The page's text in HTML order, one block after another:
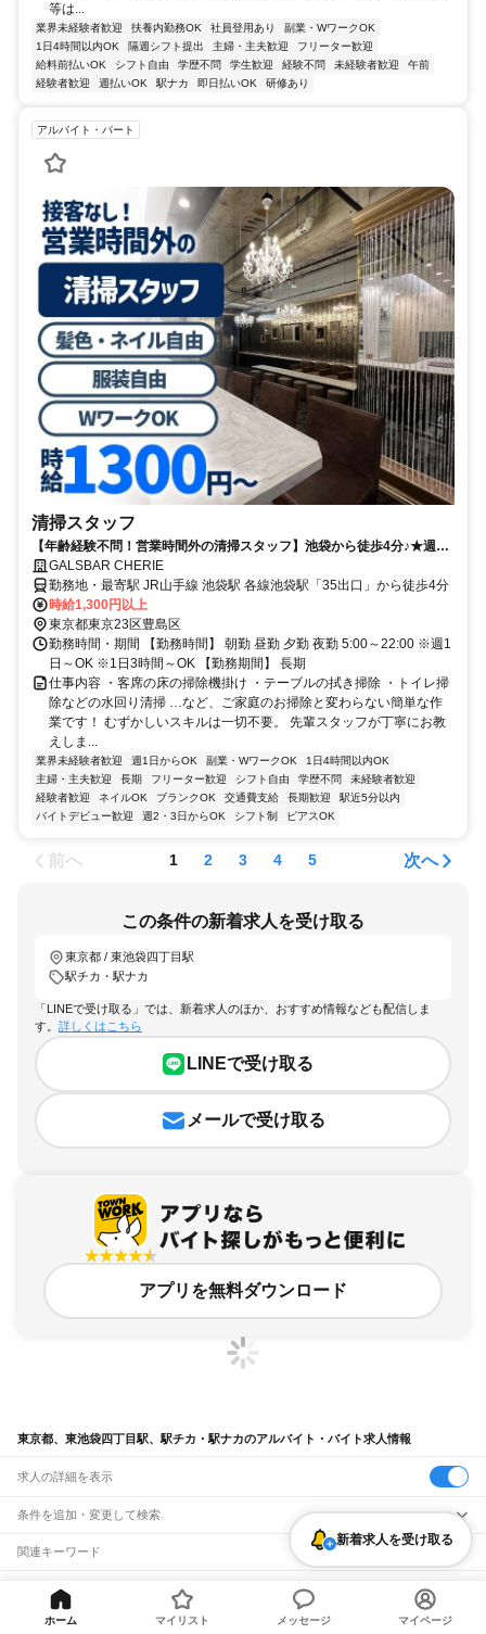
等は...
業界未経験者歓迎 扶養内勤務OK 社員登用あり
副業・WワークOK
1日4時間以内OK
隔週シフト提出 主婦・主夫歓迎
フリーター歓迎
給料前払いOK
シフト自由 学歴不問 学生歓迎 経験不問 未経験者歓迎
午前
経験者歓迎
週払いOK 駅ナカ 即日払いOK 研修あり
アルバイト・パート
清掃スタッフ
【年齢経験不問！営業時間外の清掃スタッフ】池袋から徒歩4分♪★週1
～、1日3時間～OK★WワークOK★
GALSBAR CHERIE
勤務地・最寄駅 JR山手線 池袋駅 各線池袋駅「35出口」から徒歩4分
時給1,300円以上
東京都東京23区豊島区
勤務時間・期間 【勤務時間】 朝勤 昼勤 夕勤 夜勤 5:00～22:00 ※週1
日～OK ※1日3時間～OK 【勤務期間】 長期
仕事内容 ・客席の床の掃除機掛け ・テーブルの拭き掃除 ・トイレ掃
除などの水回り清掃 …など、ご家庭のお掃除と変わらない簡単な作
業です！ むずかしいスキルは一切不要。 先輩スタッフが丁寧にお教
えしま...
業界未経験者歓迎 週1日からOK 副業・WワークOK
1日4時間以内OK
主婦・主夫歓迎
長期 フリーター歓迎 シフト自由 学歴不問
未経験者歓迎
経験者歓迎
ネイルOK ブランクOK 交通費支給 長期歓迎
駅近5分以内
バイトデビュー歓迎
週2・3日からOK シフト制 ピアスOK
前へ 1 2 3 4 5 次へ
この条件の新着求人を受け取る
東京都 / 東池袋四丁目駅
駅チカ・駅ナカ
「LINEで受け取る」では、新着求人のほか、おすすめ情報なども配信しま
す。 詳しくはこちら
LINEで受け取る
メールで受け取る
アプリを無料ダウンロード
東京都、東池袋四丁目駅、駅チカ・駅ナカのアルバイト・バイト求人情報
求人の詳細を表示
条件を追加・変更して検索
市区町村を追加・変更
東京都すべて
東京23区
駅を追加・変更
JR東海道本線(東京～熱海)
職種を追加・変更
関連キーワード
バイトTOP
東京23区 東池袋四丁目駅
駅チカ・
駅ナカのアルバイト・バイト・求人
新着求人を受け取る
ホーム マイリスト メッセージ マイページ